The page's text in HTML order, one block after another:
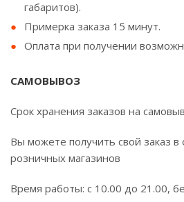
габаритов).
Примерка заказа 15 минут.
Оплата при получении
САМОВЫВОЗ
Срок хранения заказов на
Вы можете получить свой заказ
розничных магазинов
Время работы: с 10.00 до 21.00,